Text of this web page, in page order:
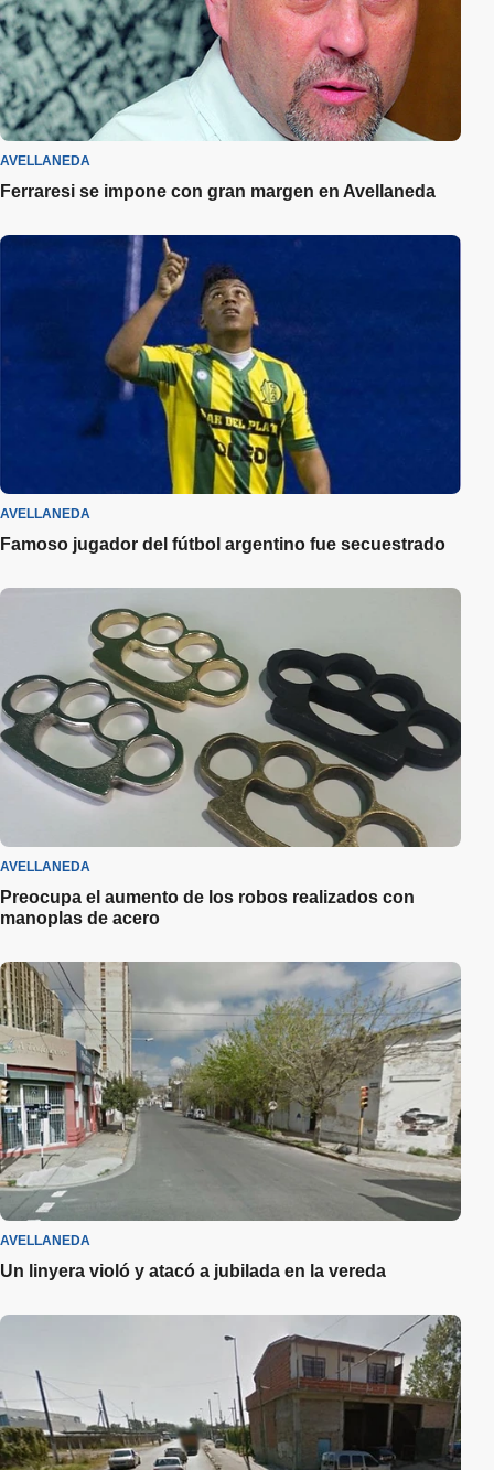
AVELLANEDA
Ferraresi se impone con gran margen en Avellaneda
AVELLANEDA
Famoso jugador del fútbol argentino fue secuestrado
AVELLANEDA
Preocupa el aumento de los robos realizados con
manoplas de acero
AVELLANEDA
Un linyera violó y atacó a jubilada en la vereda